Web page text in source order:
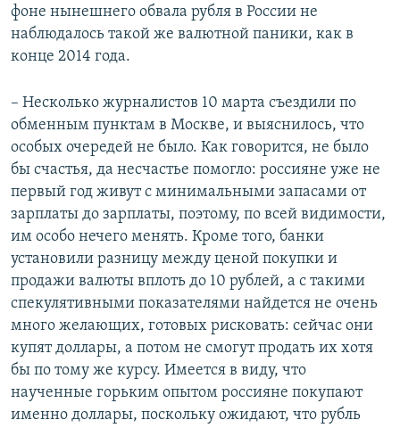
фоне нынешнего обвала рубля в России не
наблюдалось такой же валютной паники, как в
конце 2014 года.
– Несколько журналистов 10 марта съездили по
обменным пунктам в Москве, и выяснилось, что
особых очередей не было. Как говорится, не было
бы счастья, да несчастье помогло: россияне уже не
первый год живут с минимальными запасами от
зарплаты до зарплаты, поэтому, по всей видимости,
им особо нечего менять. Кроме того, банки
установили разницу между ценой покупки и
продажи валюты вплоть до 10 рублей, а с такими
спекулятивными показателями найдется не очень
много желающих, готовых рисковать: сейчас они
купят доллары, а потом не смогут продать их хотя
бы по тому же курсу. Имеется в виду, что
наученные горьким опытом россияне покупают
именно доллары, поскольку ожидают, что рубль